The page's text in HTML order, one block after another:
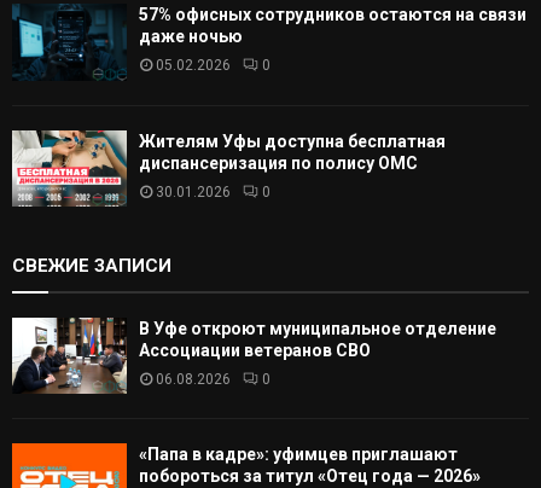
57% офисных сотрудников остаются на связи
даже ночью
05.02.2026 0
Жителям Уфы доступна бесплатная
диспансеризация по полису ОМС
30.01.2026 0
СВЕЖИЕ ЗАПИСИ
В Уфе откроют муниципальное отделение
Ассоциации ветеранов СВО
06.08.2026 0
«Папа в кадре»: уфимцев приглашают
побороться за титул «Отец года — 2026»